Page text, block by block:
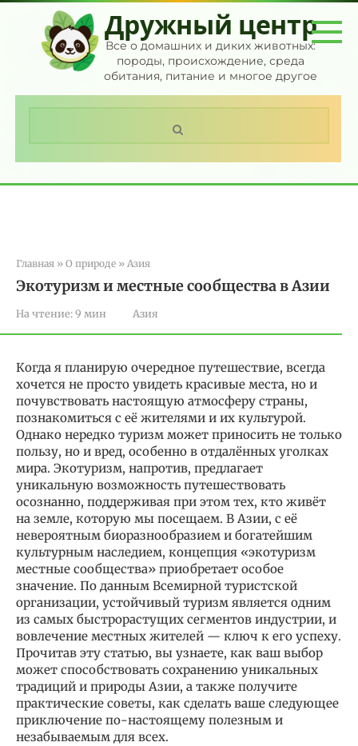
Перейти
контенту
Дружный центр
Все о домашних и диких животных:
породы, происхождение, среда
обитания, питание и многое другое
Главная » О природе » Азия
Экотуризм и местные сообщества в Азии
На чтение:9 мин Азия
Когда я планирую очередное путешествие, всегда
хочется не просто увидеть красивые места, но и
почувствовать настоящую атмосферу страны,
познакомиться с её жителями и их культурой.
Однако нередко туризм может приносить не только
пользу, но и вред, особенно в отдалённых уголках
мира. Экотуризм, напротив, предлагает
уникальную возможность путешествовать
осознанно, поддерживая при этом тех, кто живёт
на земле, которую мы посещаем. В Азии, с её
невероятным биоразнообразием и богатейшим
культурным наследием, концепция «экотуризм
местные сообщества» приобретает особое
значение. По данным Всемирной туристской
организации, устойчивый туризм является одним
из самых быстрорастущих сегментов индустрии, и
вовлечение местных жителей — ключ к его успеху.
Прочитав эту статью, вы узнаете, как ваш выбор
может способствовать сохранению уникальных
традиций и природы Азии, а также получите
практические советы, как сделать ваше следующее
приключение по-настоящему полезным и
незабываемым для всех.